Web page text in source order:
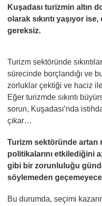
Kuşadası turizmin altın
olarak sıkıntı yaşıyor
gereksiz.
Turizm sektöründe
sürecinde borçlandığı ve
zorluklar çektiği ve haciz ile
Eğer turizmde sıkıntı
sorun, Kuşadası’nda
çıkar…
Turizm sektöründe artan
politikalarını etkilediğini
gibi bir zorunluluğu
söylemeden
Bu durumda, seçimi